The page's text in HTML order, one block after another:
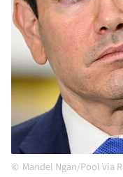
Mandel Ngan/Pool via